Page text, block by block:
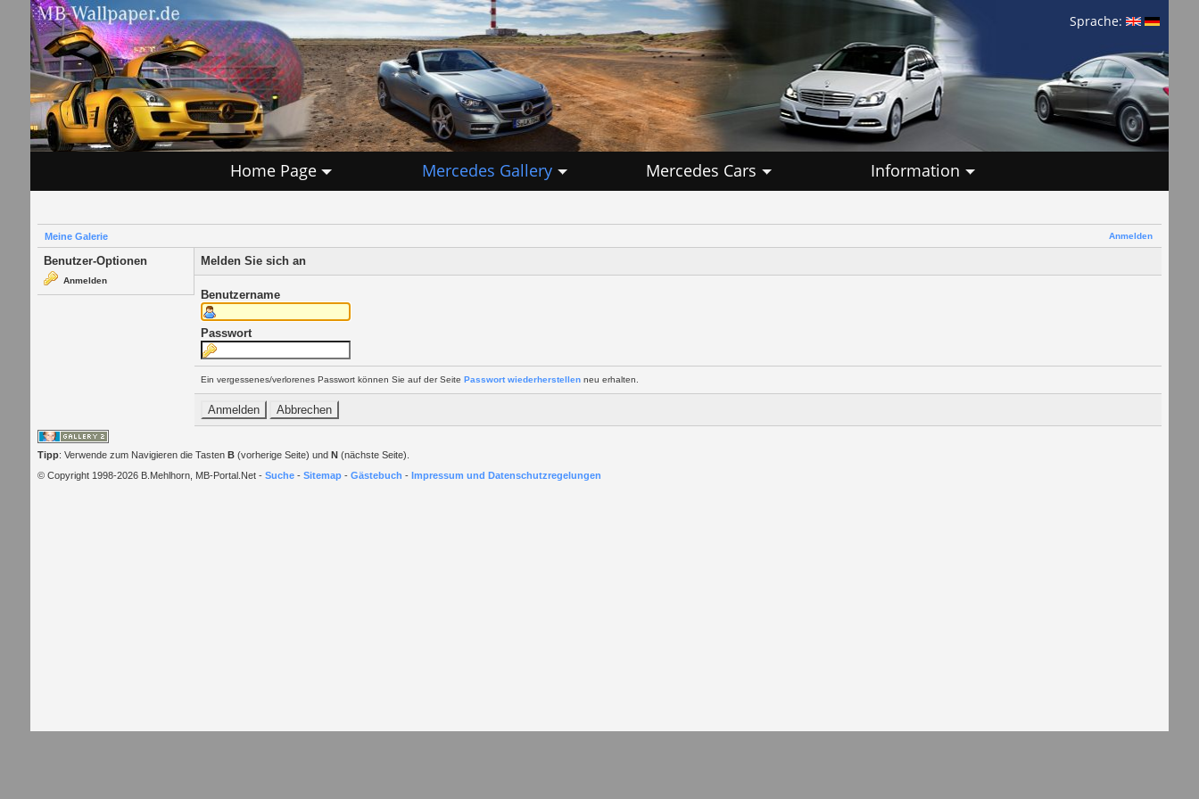
Sprache:
Home Page Mercedes Gallery Mercedes Cars Information
Anmelden
Meine Galerie
Benutzer-Optionen
Anmelden
Melden Sie sich an
Benutzername
Passwort
Ein vergessenes/verlorenes Passwort können Sie auf der Seite Passwort wiederherstellenneu erhalten.
Tipp: Verwende zum Navigieren die Tasten B(vorherige Seite) und N(nächste Seite).
© Copyright 1998-2026 B.Mehlhorn, MB-Portal.Net - Suche- Sitemap- Gästebuch - Impressum und Datenschutzregelungen